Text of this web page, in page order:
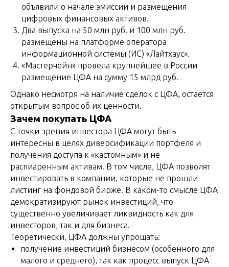
объявили о начале эмиссии и размещения
цифровых финансовых активов.
Два выпуска на 50 млн руб. и 100 млн руб.
размещены на платформе оператора
информационной системы (ИС) «Лайтхаус».
«Мастерчейн» провела крупнейшее в России
размещение ЦФА на сумму 15 млрд руб.
Однако несмотря на наличие сделок с ЦФА, остается
открытым вопрос об их ценности.
Зачем покупать ЦФА
С точки зрения инвестора ЦФА могут быть
интересны в целях диверсификации портфеля и
получения доступа к «кастомным» и не
распиаренным активам. В том числе, ЦФА позволят
инвестировать в компании, которые не прошли
листинг на фондовой бирже. В каком-то смысле ЦФА
демократизируют рынок инвестиций, что
существенно увеличивает ликвидность как для
инвесторов, так и для бизнеса.
Теоретически, ЦФА должны упрощать:
получение инвестиций бизнесом (особенного для
малого и среднего), так как процесс выпуск ЦФА